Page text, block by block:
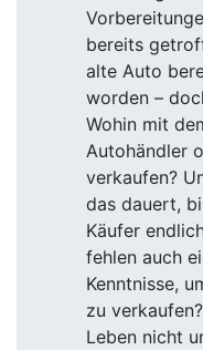
bereits
alte Auto
worden –
Wohin mit
Autohändler
verkaufen?
das dauert,
Käufer
fehlen auch
Kenntnisse,
zu
Leben nicht